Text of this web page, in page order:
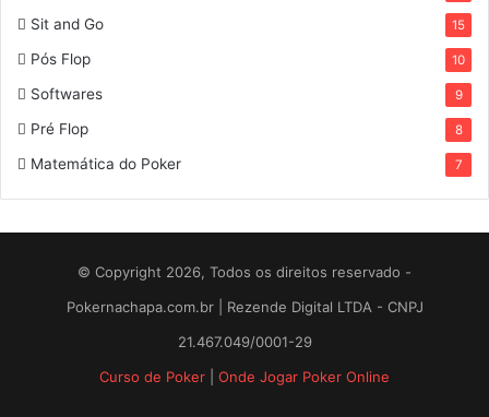
Sit and Go 15
Pós Flop 10
Softwares 9
Pré Flop 8
Matemática do Poker 7
© Copyright 2026, Todos os direitos reservado -
Pokernachapa.com.br | Rezende Digital LTDA - CNPJ
21.467.049/0001-29
Curso de Poker
Onde Jogar Poker Online